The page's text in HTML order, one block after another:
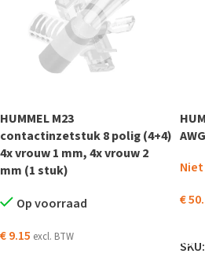
HUMMEL M23
contactinzetstuk 8 polig (4+4)
4x vrouw 1 mm, 4x vrouw 2
mm (1 stuk)
Op voorraad
€9.15 excl. BTW
€
SKU: